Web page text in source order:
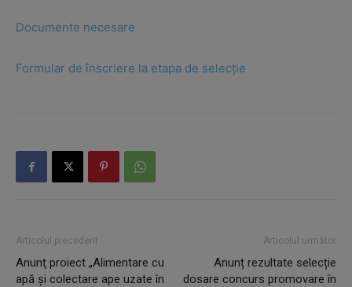
Documente necesare
Formular de înscriere la etapa de selecție
Articolul precedent
Anunţ proiect „Alimentare cu
apă şi colectare ape uzate în
Articolul următor
Anunț rezultate selecție
dosare concurs promovare în